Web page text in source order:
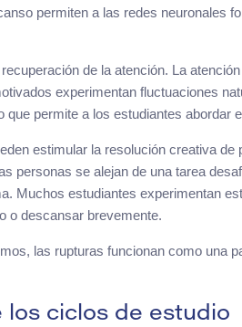
permiten a las redes neuronales
de la atención. La
experimentan fluctuaciones
que permite a los estudiantes abordar
estimular la resolución creativa
personas se alejan de una tarea
Muchos estudiantes experimentan
o descansar brevemente.
las rupturas funcionan como una
los ciclos de estudio